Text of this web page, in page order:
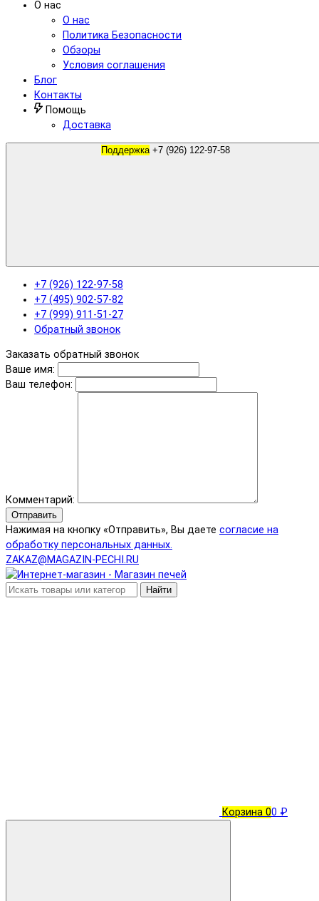
О нас
О нас
Политика Безопасности
Обзоры
Условия соглашения
Блог
Контакты
Помощь
Доставка
Поддержка +7 (926) 122-97-58
+7 (926) 122-97-58
+7 (495) 902-57-82
+7 (999) 911-51-27
Обратный звонок
Заказать обратный звонок
Ваше имя:
Ваш телефон:
Комментарий:
Отправить
Нажимая на кнопку «Отправить», Вы даете согласие на
обработку персональных данных.
ZAKAZ@MAGAZIN-PECHI.RU
Найти
Корзина 00 ₽